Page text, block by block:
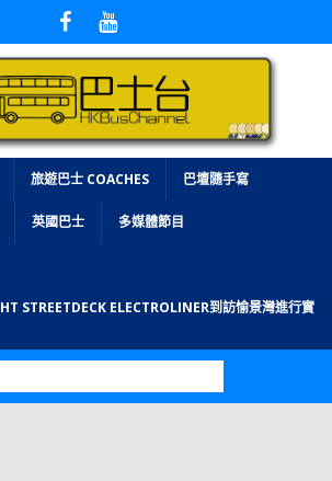
旅遊巴士 COACHES 巴壇隨手寫
英國巴士 多媒體節目
STREETDECK ELECTROLINER到訪愉景灣進行實